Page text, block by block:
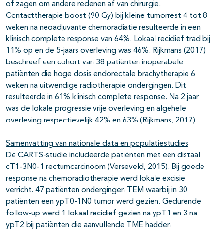
of zagen om andere redenen af van chirurgie.
Contacttherapie boost (90 Gy) bij kleine tumorrest 4 tot 8
weken na neoadjuvante chemoradiatie resulteerde in een
klinisch complete response van 64%. Lokaal recidief trad bij
11% op en de 5-jaars overleving was 46%. Rijkmans (2017)
beschreef een cohort van 38 patiënten inoperabele
patiënten die hoge dosis endorectale brachytherapie 6
weken na uitwendige radiotherapie ondergingen. Dit
resulteerde in 61% klinisch complete response. Na 2 jaar
was de lokale progressie vrije overleving en algehele
overleving respectievelijk 42% en 63% (Rijkmans, 2017).
Samenvatting van nationale data en populatiestudies
De CARTS-studie includeerde patiënten met een distaal
cT1-3N0-1 rectumcarcinoom (Verseveld, 2015). Bij goede
response na chemoradiotherapie werd lokale excisie
verricht. 47 patiënten ondergingen TEM waarbij in 30
patiënten een ypT0-1N0 tumor werd gezien. Gedurende
follow-up werd 1 lokaal recidief gezien na ypT1 en 3 na
ypT2 bij patiënten die aanvullende TME hadden